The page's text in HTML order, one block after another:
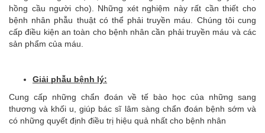
hồng cầu người cho). Những xét nghiệm này rất cần thiết cho
bệnh nhân phẫu thuật có thể phải truyền máu. Chúng tôi cung
cấp điều kiện an toàn cho bệnh nhân cần phải truyền máu và các
sản phẩm của máu.
Giải phẫu bệnh lý:
Cung cấp những chẩn đoán về tế bào học của những sang
thương và khối u, giúp bác sĩ lâm sàng chẩn đoán bệnh sớm và
có những quyết định điều trị hiệu quả nhất cho bệnh nhân